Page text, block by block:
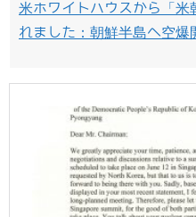
米ホワイトハウスから「米
れました：朝鮮半島へ空爆